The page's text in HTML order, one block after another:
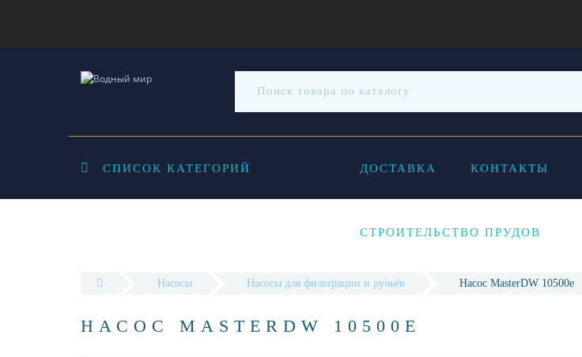
СПИСОК КАТЕГОРИЙ ДОСТАВКА КОНТАКТЫ
СТРОИТЕЛЬСТВО ПРУДОВ
Насосы Насосы для фильтрации и ручьёв Насос MasterDW 10500e
НАСОС MASTERDW 10500E